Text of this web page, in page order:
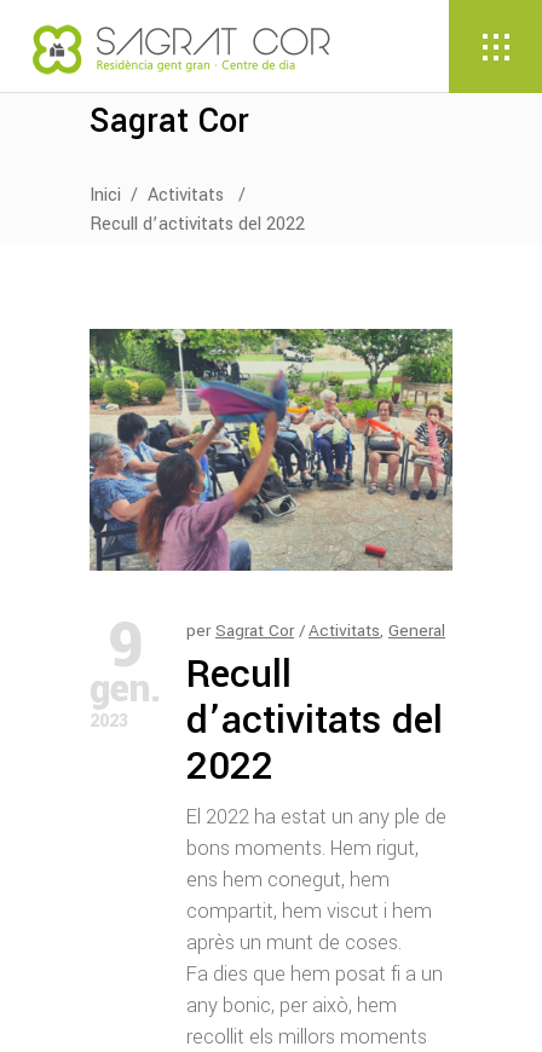
Sagrat Cor
Inici / Activitats
/
Recull d’activitats del 2022
9
gen.
2023
perSagrat Cor Activitats, General
Recull
d’activitats del
2022
El 2022 ha estat un any ple de
bons moments. Hem rigut,
ens hem conegut, hem
compartit, hem viscut i hem
après un munt de coses.
Fa dies que hem posat fi a un
any bonic, per això, hem
recollit els millors moments